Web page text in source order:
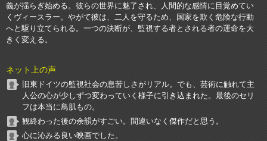
義が揺らぎ始める。彼らの世界に魅了され、人間的な感情に目覚めてい
くヴィースラー。やがて彼は、二人を守るため、国家を欺く危険な行動
へと駆り立てられる。一つの決断が、監視する者とされる者の運命を大
きく変える。
ネット上の声
旧東ドイツの監視社会の息苦しさがリアル。でも、芸術に触れて主
人公の心が少しずつ変わっていく様子に引き込まれた。最後のセリ
フは本当に鳥肌もの。
観終わった後の余韻がすごい。間違いなく傑作だと思う。
心に沁みる良い映画でした。